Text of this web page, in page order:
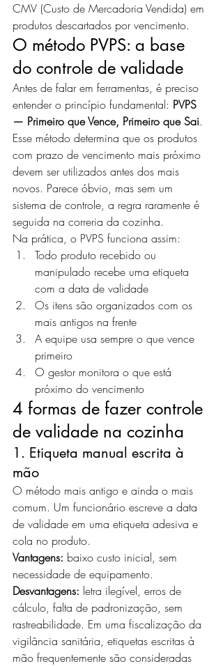
CMV (Custo de Mercadoria Vendida) em
produtos descartados por vencimento.
O método PVPS: a base
do controle de validade
Antes de falar em ferramentas, é preciso
entender o princípio fundamental: PVPS
— Primeiro que Vence, Primeiro que Sai.
Esse método determina que os produtos
com prazo de vencimento mais próximo
devem ser utilizados antes dos mais
novos. Parece óbvio, mas sem um
sistema de controle, a regra raramente é
seguida na correria da cozinha.
Na prática, o PVPS funciona assim:
Todo produto recebido ou
manipulado recebe uma etiqueta
com a data de validade
Os itens são organizados com os
mais antigos na frente
A equipe usa sempre o que vence
primeiro
O gestor monitora o que está
próximo do vencimento
4 formas de fazer controle
de validade na cozinha
1. Etiqueta manual escrita à
mão
O método mais antigo e ainda o mais
comum. Um funcionário escreve a data
de validade em uma etiqueta adesiva e
cola no produto.
Vantagens: baixo custo inicial, sem
necessidade de equipamento.
Desvantagens: letra ilegível, erros de
cálculo, falta de padronização, sem
rastreabilidade. Em uma fiscalização da
vigilância sanitária, etiquetas escritas à
mão frequentemente são consideradas